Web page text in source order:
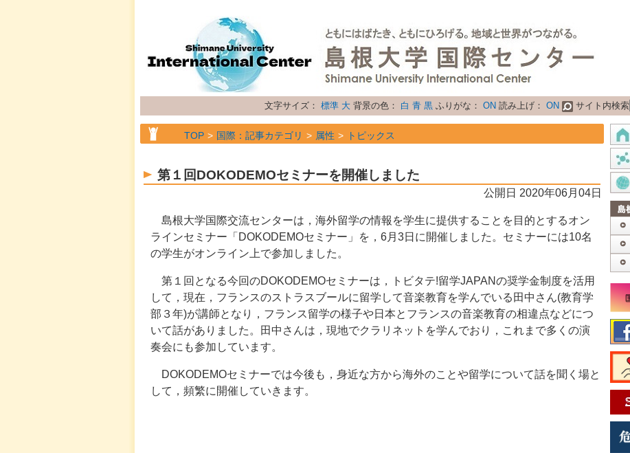
文字サイズ： 標準 大 背景の色： 白 青 黒 ふりがな： ON 読み上げ： ON サイト内検索
TOP 国際：記事カテゴリ 属性 トピックス
第１回DOKODEMOセミナーを開催しました
公開日 2020年06月04日
島根大学国際交流センターは，海外留学の情報を学生に提供することを目的とするオン
ラインセミナー「DOKODEMOセミナー」を，6月3日に開催しました。セミナーには10名
の学生がオンライン上で参加しました。
第１回となる今回のDOKODEMOセミナーは，トビタテ!留学JAPANの奨学金制度を活用
して，現在，フランスのストラスブールに留学して音楽教育を学んでいる田中さん(教育学
部３年)が講師となり，フランス留学の様子や日本とフランスの音楽教育の相違点などにつ
いて話がありました。田中さんは，現地でクラリネットを学んでおり，これまで多くの演
奏会にも参加しています。
DOKODEMOセミナーでは今後も，身近な方から海外のことや留学について話を聞く場と
して，頻繁に開催していきます。